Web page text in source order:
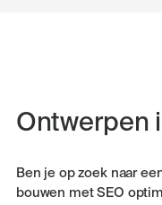
Ontwerpen
Ben je op zoek naar
bouwen met SEO